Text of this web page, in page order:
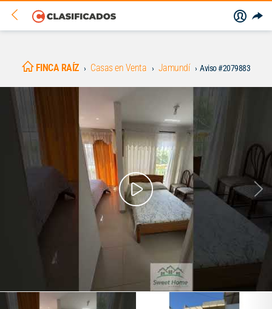
FINCA RAÍZ Casas en Venta Jamundí Aviso #2079883